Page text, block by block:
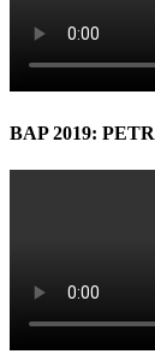
BAP 2019: